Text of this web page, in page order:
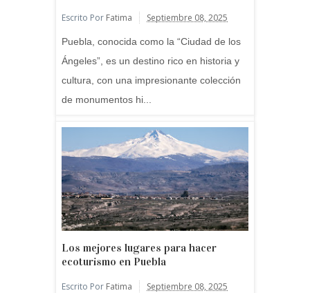
Escrito Por Fatima Septiembre 08, 2025
Puebla, conocida como la “Ciudad de los
Ángeles”, es un destino rico en historia y
cultura, con una impresionante colección
de monumentos hi...
Los mejores lugares para hacer
ecoturismo en Puebla
Escrito Por Fatima Septiembre 08, 2025